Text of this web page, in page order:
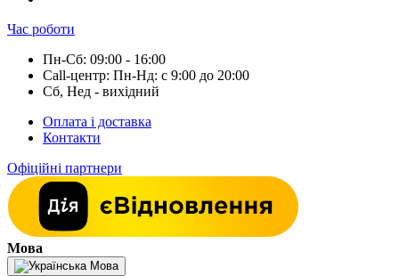
Час роботи
Пн-Сб: 09:00 - 16:00
Call-центр: Пн-Нд: с 9:00 до 20:00
Сб, Нед - вихідний
Оплата і доставка
Контакти
Офіційні партнери
Мова
Мова